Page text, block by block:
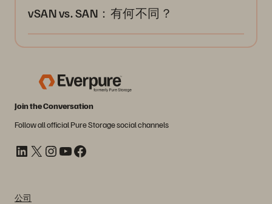
vSAN vs. SAN：有何不同？
Join the Conversation
Follow all official Pure Storage social channels
LinkedIn X Instagram YouTube Facebook
公司